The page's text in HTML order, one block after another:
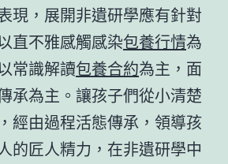
現，展開非遺研學應有針對
直不雅感觸感染包養行情為
常識解讀包養合約為主，面
承為主。讓孩子們從小清楚
經由過程活態傳承，領導孩
的匠人精力，在非遺研學中